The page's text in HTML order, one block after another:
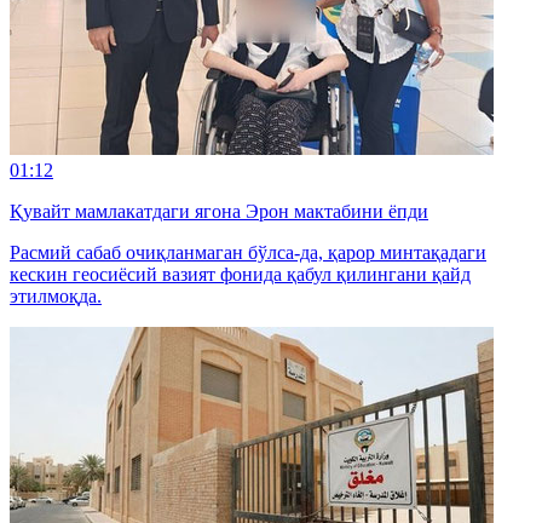
01:12
Қувайт мамлакатдаги ягона Эрон мактабини ёпди
Расмий сабаб очиқланмаган бўлса-да, қарор минтақадаги
кескин геосиёсий вазият фонида қабул қилингани қайд
этилмоқда.